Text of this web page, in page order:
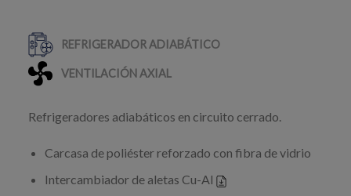
Refrigeradores adiabáticos en circuito cerrado.
Carcasa de poliéster reforzado con fibra de vidrio
Intercambiador de aletas Cu-Al